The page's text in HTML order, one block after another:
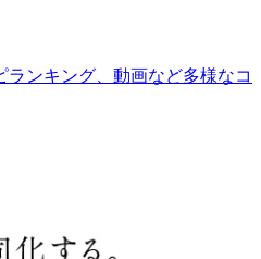
ンキング、動画など多様なコ